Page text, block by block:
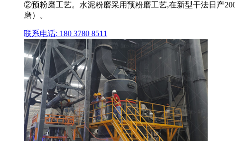
②预粉磨工艺。水泥粉磨采用预粉磨工艺,在新型干法日产
磨）。
联系电话: 180 3780 8511